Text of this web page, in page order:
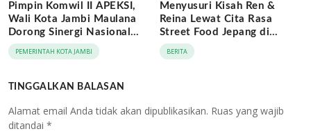
Pimpin Komwil II APEKSI,
Wali Kota Jambi Maulana
Dorong Sinergi Nasional
Antar-Kota
PEMERINTAH KOTA JAMBI
Menyusuri Kisah Ren &
Reina Lewat Cita Rasa
Street Food Jepang di
Jaringan Archipelago Hotels
BERITA
TINGGALKAN BALASAN
Alamat email Anda tidak akan dipublikasikan. Ruas yang wajib
ditandai *